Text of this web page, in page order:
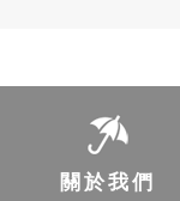
關於我們